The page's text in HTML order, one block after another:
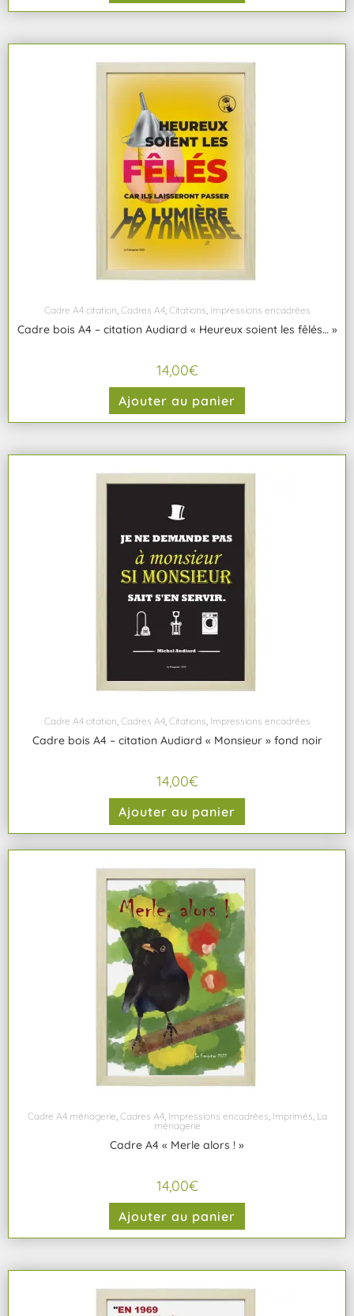
Cadre A4 citation, Cadres A4, Citations, Impressions encadrées
Cadre bois A4 – citation Audiard « Heureux soient les fêlés… »
14,00€
Ajouter au panier
Cadre A4 citation, Cadres A4, Citations, Impressions encadrées
Cadre bois A4 – citation Audiard « Monsieur » fond noir
14,00€
Ajouter au panier
Cadre A4 ménagerie, Cadres A4, Impressions encadrées, Imprimés, La
ménagerie
Cadre A4 « Merle alors ! »
14,00€
Ajouter au panier